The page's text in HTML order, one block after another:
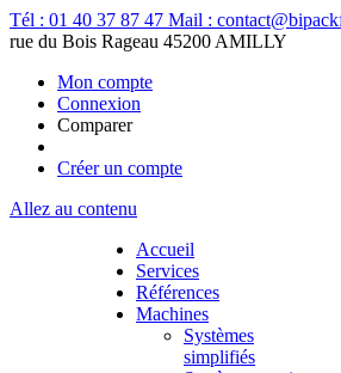
Tél : 01 40 37 87 47 Mail :
rue du Bois Rageau 45200 AMILLY
Mon compte
Connexion
Comparer
Créer un compte
Allez au contenu
Accueil
Services
Références
Machines
Systèmes
simplifiés